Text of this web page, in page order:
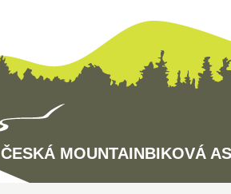
ČESKÁ MOUNTAINBIKOVÁ